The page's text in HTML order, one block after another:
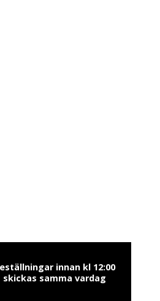
innan kl 12:00
skickas samma vardag